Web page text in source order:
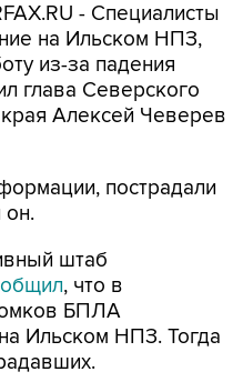
- Специалисты
на Ильском НПЗ,
из-за падения
глава Северского
Алексей Чеверев
пострадали
он.
штаб
, что в
БПЛА
Ильском НПЗ. Тогда